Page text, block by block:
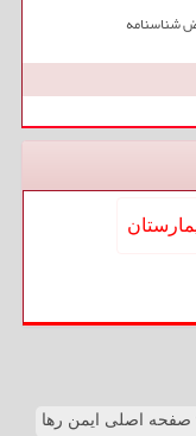
شناسنامه
صفحه اصلی ایمن رها